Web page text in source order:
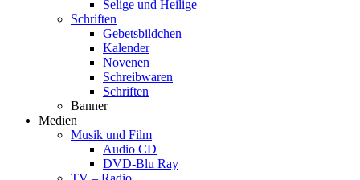
Selige und Heilige
Schriften
Gebetsbildchen
Kalender
Novenen
Schreibwaren
Schriften
Banner
Medien
Musik und Film
Audio CD
DVD-Blu Ray